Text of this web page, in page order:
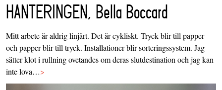
HANTERINGEN, Bella Boccard
Mitt arbete är aldrig linjärt. Det är cykliskt. Tryck blir till papper
och papper blir till tryck. Installationer blir sorteringssystem. Jag
sätter klot i rullning ovetandes om deras slutdestination och jag kan
inte lova…>